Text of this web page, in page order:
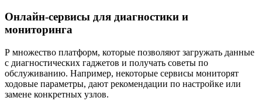
Онлайн-сервисы для диагностики и
мониторинга
Р множество платформ, которые позволяют загружать данные
с диагностических гаджетов и получать советы по
обслуживанию. Например, некоторые сервисы мониторят
ходовые параметры, дают рекомендации по настройке или
замене конкретных узлов.